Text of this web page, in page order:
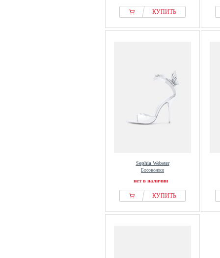
КУПИТЬ
Sophia Webster
Босоножки
нет в наличии
КУПИТЬ